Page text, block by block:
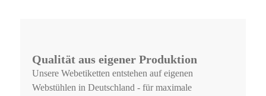
Qualität aus eigener Produktion
Unsere Webetiketten entstehen auf eigenen
Webstühlen in Deutschland - für maximale